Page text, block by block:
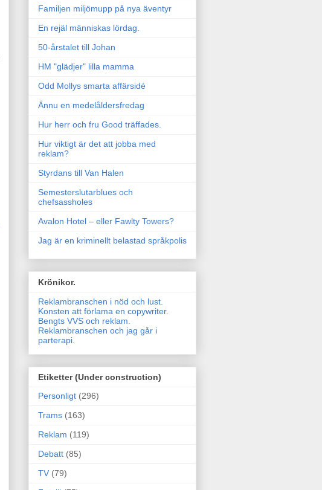
Familjen miljömupp på nya äventyr
En rejäl människas lördag.
50-årstalet till Johan
HM "glädjer" lilla mamma
Odd Mollys smarta affärsidé
Ännu en medelåldersfredag
Hur herr och fru Good träffades.
Hur viktigt är det att jobba med
reklam?
Styrdans till Van Halen
Semesterslutarblues och
chefsassholes
Avalon Hotel – eller Fawlty Towers?
Jag är en kriminellt belastad språkpolis
Krönikor.
Reklambranschen i nöd och lust.
Konsten att förlama en copywriter.
Bengts VVS och reklam.
Reklambranschen och jag går i
parterapi.
Etiketter (Under construction)
Personligt (296)
Trams (163)
Reklam (119)
Debatt (85)
TV (79)